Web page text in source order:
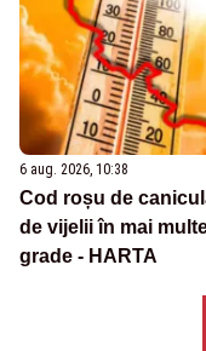
6 aug. 2026, 10:38
Cod roșu de
de vijelii în mai
grade - HARTA